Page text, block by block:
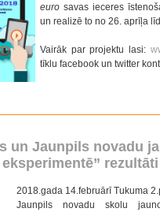
eurosavas ieceres
un realizē to no 26. aprīļa
Vairāk par projektu lasi:
tīklu facebook un twitter
un Jaunpils novadu
rezultāti
2018.gada 14.februārī Tukuma
Jaunpils novadu skolu